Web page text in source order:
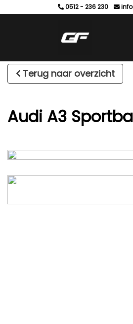
0512 - 236 230
Terug naar overzicht
Audi A3